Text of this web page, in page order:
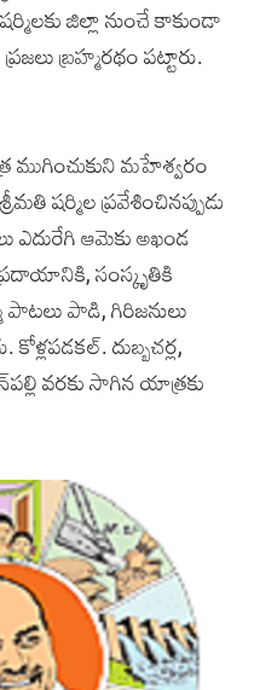
జిల్లా నుంచే కాకుండా
బ్రహ్మరథం పట్టారు.
మహేశ్వరం
షర్మిల ప్రవేశించినప్పుడు
ఎదురేగి ఆమెకు అఖండ
సంస్కృతికి
పాటలు పాడి, గిరిజనులు
దుబ్బచర్ల,
వరకు సాగిన యాత్రకు